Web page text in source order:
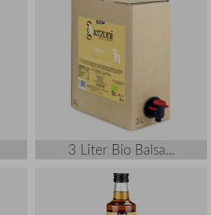
3 Liter Bio Balsa...